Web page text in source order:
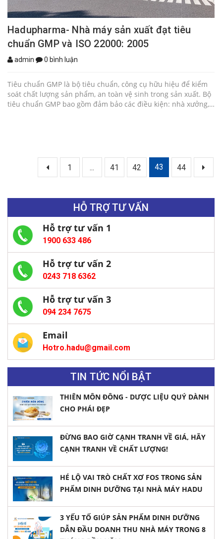
Hadupharma- Nhà máy sản xuất đạt tiêu
chuẩn GMP và ISO 22000: 2005
admin 0 bình luận
Tiêu chuẩn GMP là bộ tiêu chuẩn, công cụ hữu hiệu để kiểm
soát chất lượng sản phẩm, an toàn vệ sinh trong sản xuất. Bộ
tiêu chuẩn GMP bao gồm đảm bảo các điều kiện: nhà xưởng,
1 ... 41 42 43 44
HỖ TRỢ TƯ VẤN
Hỗ trợ tư vấn 1
1900 633 486
Hỗ trợ tư vấn 2
0243 718 6362
Hỗ trợ tư vấn 3
094 234 7675
Email
Hotro.hadu@gmail.com
TIN TỨC NỔI BẬT
THIÊN MÔN ĐÔNG - DƯỢC LIỆU QUÝ DÀNH
CHO PHÁI ĐẸP
ĐỪNG BAO GIỜ CẠNH TRANH VỀ GIÁ, HÃY
CẠNH TRANH VỀ CHẤT LƯỢNG!
HÉ LỘ VAI TRÒ CHẤT XƠ FOS TRONG SẢN
PHẨM DINH DƯỠNG TẠI NHÀ MÁY HADU
3 YẾU TỐ GIÚP SẢN PHẨM DINH DƯỠNG
DẪN ĐẦU DOANH THU NHÀ MÁY TRONG 8